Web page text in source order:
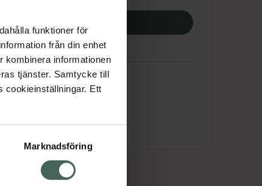
funktioner för
från din enhet
kombinera informationen
tjänster. Samtycke till
cookieinställningar. Ett
Marknadsföring
ditt recept
och läkemedel